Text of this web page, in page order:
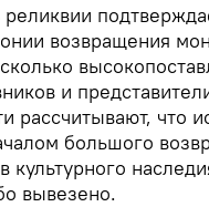
возвращения
и
рассчитывают, что
большого
культурного
вывезено.